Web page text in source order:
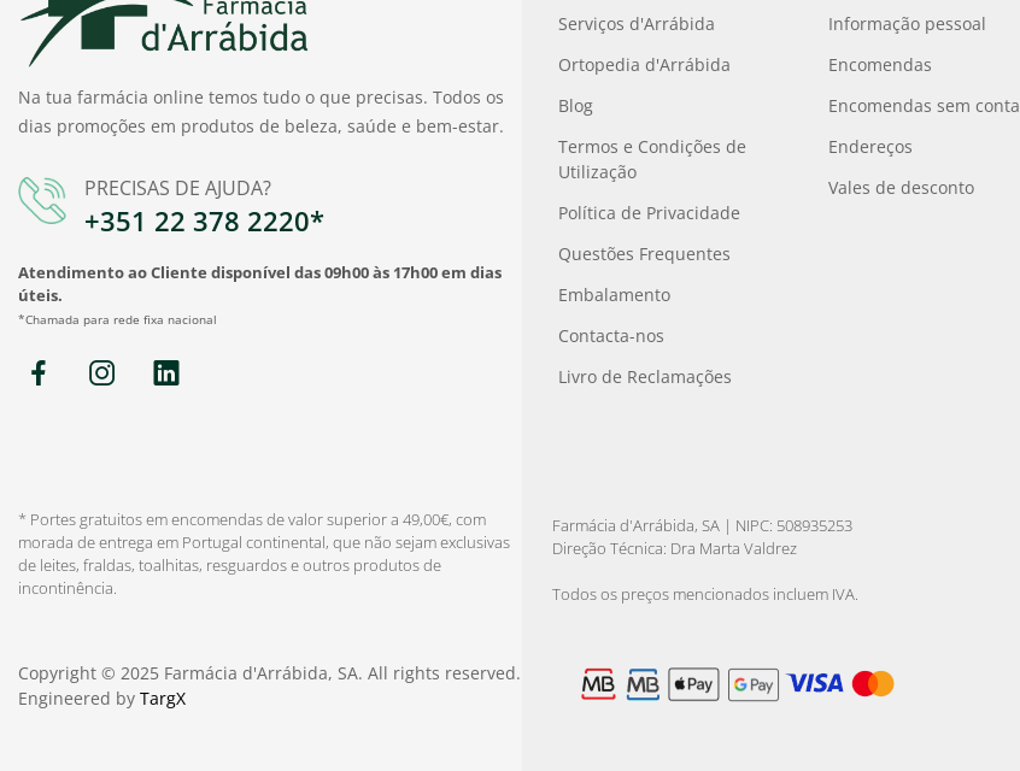
Na tua farmácia online temos tudo o que precisas. Todos os
dias promoções em produtos de beleza, saúde e bem-estar.
PRECISAS DE AJUDA?
+351 22 378 2220*
Atendimento ao Cliente disponível das 09h00 às 17h00 em dias
úteis.
*Chamada para rede fixa nacional
Serviços d'Arrábida
Ortopedia d'Arrábida
Blog
Termos e Condições de
Utilização
Política de Privacidade
Questões Frequentes
Embalamento
Contacta-nos
Livro de Reclamações
Informação pessoal
Encomendas
Encomendas sem conta
Endereços
Vales de desconto
* Portes gratuitos em encomendas de valor superior a 49,00€, com
morada de entrega em Portugal continental, que não sejam exclusivas
de leites, fraldas, toalhitas, resguardos e outros produtos de
incontinência.
Farmácia d'Arrábida, SA | NIPC: 508935253
Direção Técnica: Dra Marta Valdrez
Todos os preços mencionados incluem IVA.
Copyright © 2025 Farmácia d'Arrábida, SA. All rights reserved.
Engineered by TargX